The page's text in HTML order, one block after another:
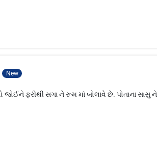
New
જોઈને ફરીથી સગા ને રૂમ માં બોલાવે છે. પોતાના સાસુ ને